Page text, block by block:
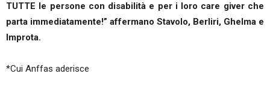
TUTTE le persone con disabilità e per i loro care giver che
parta immediatamente!” affermano Stavolo, Berliri, Ghelma e
Improta.
*Cui Anffas aderisce